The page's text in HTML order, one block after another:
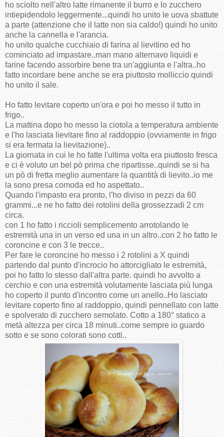
ho sciolto nell'altro latte rimanente il burro e lo zucchero
intiepidendolo leggermente...quindi ho unito le uova sbattute
a parte (attenzione che il latte non sia caldo!) quindi ho unito
anche la cannella e l'arancia.
ho unito qualche cucchiaio di farina al lievitino ed ho
cominciato ad impastare..man mano alternavo liquidi e
farine facendo assorbire bene tra un'aggiunta e l'altra..ho
fatto incordare bene anche se era piuttosto molliccio quindi
ho unito il sale.
Ho fatto levitare coperto un'ora e poi ho messo il tutto in
frigo..
La mattina dopo ho messo la ciotola a temperatura ambiente
e l'ho lasciata lievitare fino al raddoppio (ovviamente in frigo
si era fermata la lievitazione)..
La giornata in cui le ho fatte l'ultima volta era piuttosto fresca
e ci è voluto un bel pò prima che ripartisse..quindi se si ha
un pò di fretta meglio aumentare la quantità di lievito..io me
la sono presa comoda ed ho aspettato..
Quando l'impasto era pronto, l'ho diviso in pezzi da 60
grammi...e ne ho fatto dei rotolini della grossezzadi 2 cm
circa.
con 1 ho fatto i riccioli semplicemento arrotolando le
estremità una in un verso ed una in un altro..con 2 ho fatto le
coroncine e con 3 le trecce..
Per fare le coroncine ho messo i 2 rotolini a X quindi
partendo dal punto d'incrocio ho attorcigliato le estremità,
poi ho fatto lo stesso dall'altra parte. quindi ho avvolto a
cerchio e con una estremità volutamente lasciata più lunga
ho coperto il punto d'incontro come un anello..Ho lasciato
levitare coperto fino al raddoppio, quindi pennellato con latte
e spolverato di zucchero semolato. Cotto a 180° statico a
metà altezza per circa 18 minuti..come sempre io guardo
sotto e se sono colorati sono cotti..